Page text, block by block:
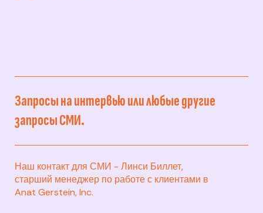
Запросы на интервью или любые другие
запросы СМИ.
Наш контакт для СМИ - Линси Биллет,
старший менеджер по работе с клиентами в
Anat Gerstein, Inc.